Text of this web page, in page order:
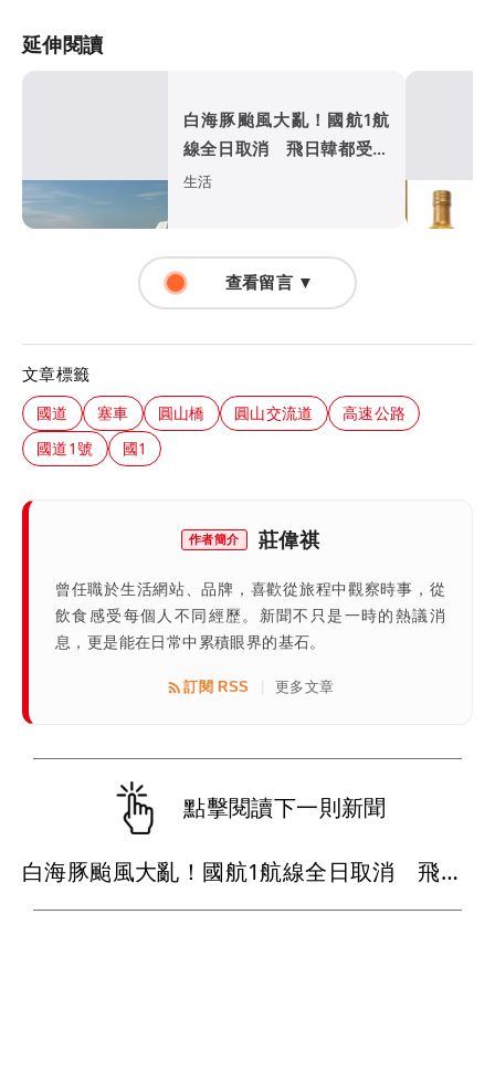
延伸閱讀
白海豚颱風大亂！國航1航
線全日取消 飛日韓都受影
響
生活
查看留言 ▼
文章標籤
國道 塞車 圓山橋 圓山交流道
高速公路
國道1號
國1
作者簡介 莊偉祺
曾任職於生活網站、品牌，喜歡從旅程中觀察時事，從
飲食感受每個人不同經歷。新聞不只是一時的熱議消
息，更是能在日常中累積眼界的基石。
訂閱 RSS 更多文章
點擊閱讀下一則新聞
白海豚颱風大亂！國航1航線全日取消 飛日韓都受影響